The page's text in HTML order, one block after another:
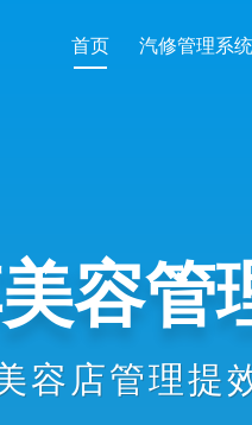
首页 汽修管理系统
维修开单收
提成统计等